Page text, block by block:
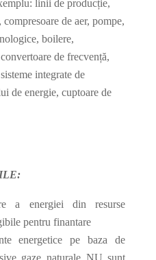
linii de producție,
de aer, pompe,
boilere,
de frecvență,
integrate de
de energie, cuptoare de
a energiei din resurse
pentru finantare
energetice pe baza de
gaze naturale NU sunt